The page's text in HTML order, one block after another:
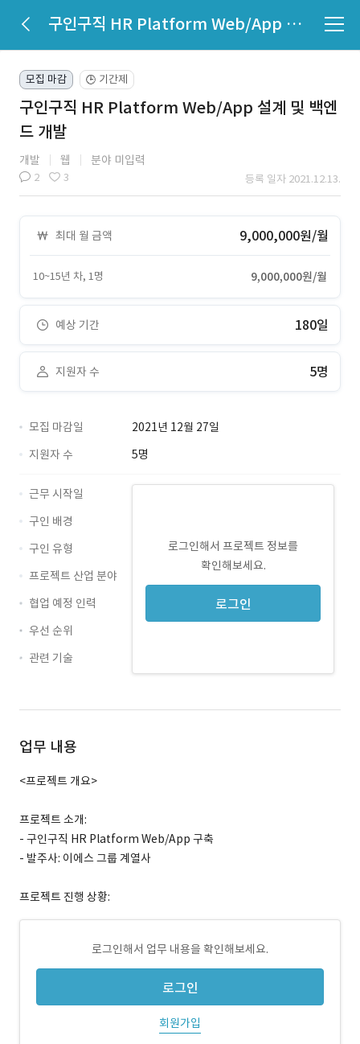
구인구직 HR Platform Web/App 설계 및 백엔드 개발
모집 마감 🕒 기간제
구인구직 HR Platform Web/App 설계 및 백엔
드 개발
개발 웹 분야 미입력
2 3 등록 일자 2021.12.13.
최대 월 금액 9,000,000원/월
10~15년 차, 1명 9,000,000원/월
예상 기간 180일
지원자 수 5명
모집 마감일
2021년 12월 27일
지원자 수
5명
로그인해서 프로젝트 정보를
확인해보세요.
로그인
근무 시작일
구인 배경
구인 유형
프로젝트 산업 분야
협업 예정 인력
우선 순위
관련 기술
업무 내용
<프로젝트 개요>
프로젝트 소개:
- 구인구직 HR Platform Web/App 구축
- 발주사: 이에스 그룹 계열사
프로젝트 진행 상황:
로그인해서 업무 내용을 확인해보세요.
로그인
회원가입